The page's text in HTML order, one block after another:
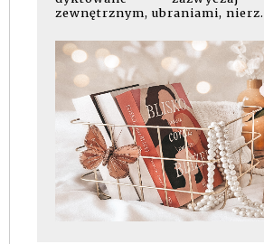
zewnętrznym, ubraniami,